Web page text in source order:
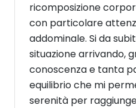
ricomposizione
con particolare
addominale. Si da
situazione arrivando,
conoscenza e tanta
equilibrio che mi
serenità per